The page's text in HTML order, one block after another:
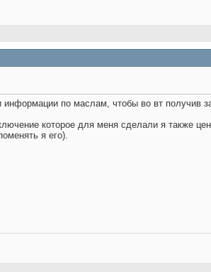
по маслам, чтобы во вт получив
которое для меня сделали я также
я его).